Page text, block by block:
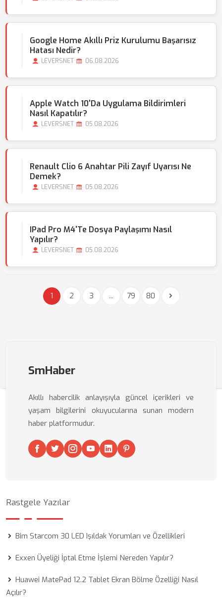
Google Home Akıllı Priz Kurulumu Başarısız
Hatası Nedir?
LEVERSNET 06.08.2026
Apple Watch 10'da Uygulama Bildirimleri
Nasıl Kapatılır?
LEVERSNET 05.08.2026
Renault Clio 6 Anahtar Pili Zayıf Uyarısı Ne
Demek?
LEVERSNET 05.08.2026
IPad Pro M4'te Dosya Paylaşımı Nasıl
Yapılır?
LEVERSNET 05.08.2026
1 2 3 ... 79 80
SmHaber
Akıllı habercilik anlayışıyla güncel içerikleri ve
yaşam bilgilerini okuyucularına sunan modern
haber platformudur.
Rastgele Yazılar
Bim Starcom 30 LED Işıldak Yorumları ve Özellikleri
Exxen Üyeliği İptal Etme İşlemi Nereden Yapılır?
Huawei MatePad 12.2 Tablet Ekran Bölme Özelliği Nasıl
Açılır?